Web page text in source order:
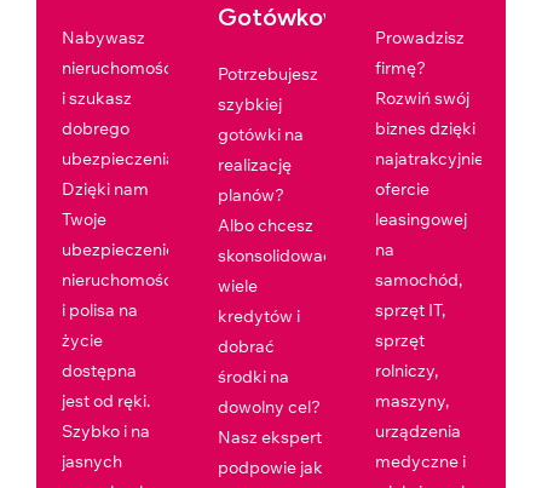
Nabywasz
nieruchomość
i szukasz
dobrego
ubezpieczenia?
Dzięki nam
Twoje
ubezpieczenie
nieruchomości
i polisa na
życie
dostępna
jest od ręki.
Szybko i na
jasnych
Gotówkowy
Potrzebujesz
szybkiej
gotówki na
realizację
planów?
Albo chcesz
skonsolidować
wiele
kredytów i
dobrać
środki na
dowolny cel?
Nasz ekspert
podpowie jak
Prowadzisz
firmę?
Rozwiń swój
biznes dzięki
najatrakcyjniejszej
ofercie
leasingowej
na
samochód,
sprzęt IT,
sprzęt
rolniczy,
maszyny,
urządzenia
medyczne i